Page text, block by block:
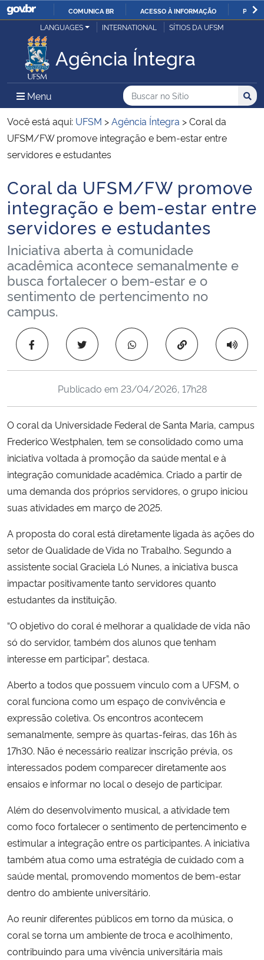
IR
COMUNICA BR ACESSO À INFORMAÇÃO
Ministério da Justiça e Segurança Pública
Ministério da Defesa
Ministério das Relações Exteriores
Ministério da Economia
Ministério da Infraestrutura
Ministério da Agricultura, Pecuária e Abastecimento
Ministério da Educação
Ministério da Cidadania
Ministério de Minas e Energia
Ministério da Ciência, Tecnologia, Inovações e Comunicações
Ministério do Turismo
Ministério do Desenvolvimento Regional
Controladoria-Geral da União
Secretaria-Geral
Secretaria de Governo
Advocacia-Geral da União
Banco Central do Brasil
LANGUAGES INTERNATIONAL SÍTIOS DA UFSM
Agência Íntegra
Menu Menu Principal do Sítio
Busca
Buscar no no Sítio
Busca:
Você está aqui: UFSM >Agência Íntegra >Coral da
UFSM/FW promove integração e bem-estar entre
servidores e estudantes
Início do conteúdo
Coral da UFSM/FW promove
integração e bem-estar entre
servidores e estudantes
Iniciativa aberta à comunidade
acadêmica acontece semanalmente e
busca fortalecer o bem-estar e o
sentimento de pertencimento no
campus.
Copiar para área
Publicado em 23/04/2026, 17h28
O coral da Universidade Federal de Santa Maria, campus
Frederico Westphalen, tem se consolidado como uma
iniciativa voltada à promoção da saúde mental e à
integração comunidade acadêmica. Criado a partir de
uma demanda dos próprios servidores, o grupo iniciou
suas atividades em março de 2025.
A proposta do coral está diretamente ligada às ações do
setor de Qualidade de Vida no Trabalho. Segundo a
assistente social Graciela Ló Nunes, a iniciativa busca
impactar positivamente tanto servidores quanto
estudantes da instituição.
“O objetivo do coral é melhorar a qualidade de vida não
só do servidor, também dos alunos que tenham
interesse em participar”, destaca.
Aberto a todos que possuem vínculo com a UFSM, o
coral funciona como um espaço de convivência e
expressão coletiva. Os encontros acontecem
semanalmente, sempre às quartas-feiras, das 16h às
17h30. Não é necessário realizar inscrição prévia, os
interessados podem comparecer diretamente aos
ensaios e informar no local o desejo de participar.
Além do desenvolvimento musical, a atividade tem
como foco fortalecer o sentimento de pertencimento e
estimular a integração entre os participantes. A iniciativa
também atua como uma estratégia de cuidado com a
saúde mental, promovendo momentos de bem-estar
dentro do ambiente universitário.
Ao reunir diferentes públicos em torno da música, o
coral se torna um ambiente de troca e acolhimento,
contribuindo para uma vivência universitária mais